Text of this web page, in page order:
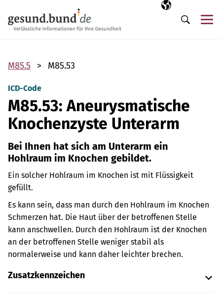
Ausgewählte
DE
Suche
M85.5 M85.53
ICD-Code
M85.53: Aneurysmatische
Knochenzyste Unterarm
Bei Ihnen hat sich am Unterarm ein
Hohlraum im Knochen gebildet.
Ein solcher Hohlraum im Knochen ist mit Flüssigkeit
gefüllt.
Es kann sein, dass man durch den Hohlraum im Knochen
Schmerzen hat. Die Haut über der betroffenen Stelle
kann anschwellen. Durch den Hohlraum ist der Knochen
an der betroffenen Stelle weniger stabil als
normalerweise und kann daher leichter brechen.
Zusatzkennzeichen